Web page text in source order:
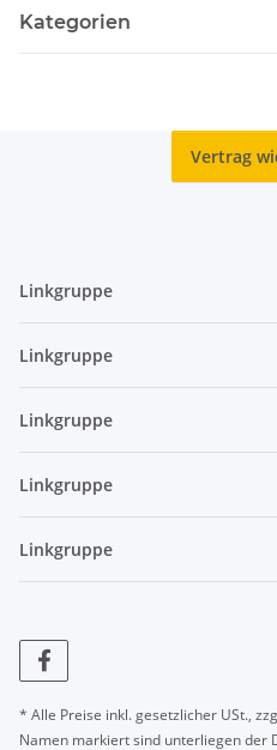
Kategorien
Vertrag
Linkgruppe
Linkgruppe
Linkgruppe
Linkgruppe
Linkgruppe
* Alle Preise inkl. gesetzlicher USt.,
Namen markiert sind unterliegen der